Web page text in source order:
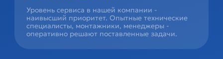
Уровень сервиса в нашей компании -
наивысший приоритет. Опытные технические
специалисты, монтажники, менеджеры -
оперативно решают поставленные задачи.